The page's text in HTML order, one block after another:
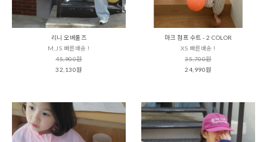
리니 오버롤즈
M,JS 빠른배송 !
45,900원
32,130원
마크 점프 수트 - 2 COLOR
XS 빠른배송 !
35,700원
24,990원